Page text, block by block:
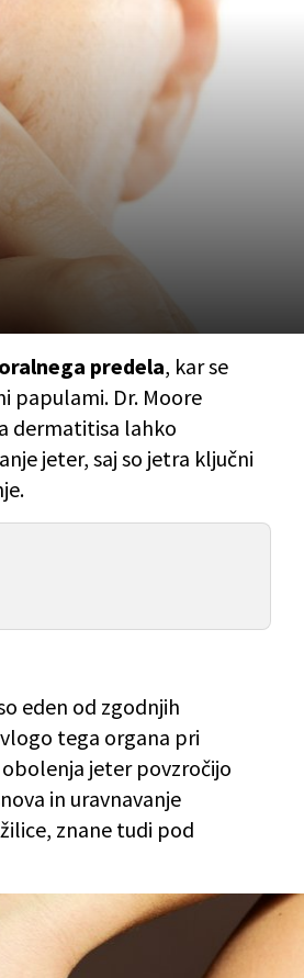
predela, kar se
papulami. Dr. Moore
dermatitisa lahko
jeter, saj so jetra ključni
eden od zgodnjih
tega organa pri
jeter povzročijo
in uravnavanje
znane tudi pod